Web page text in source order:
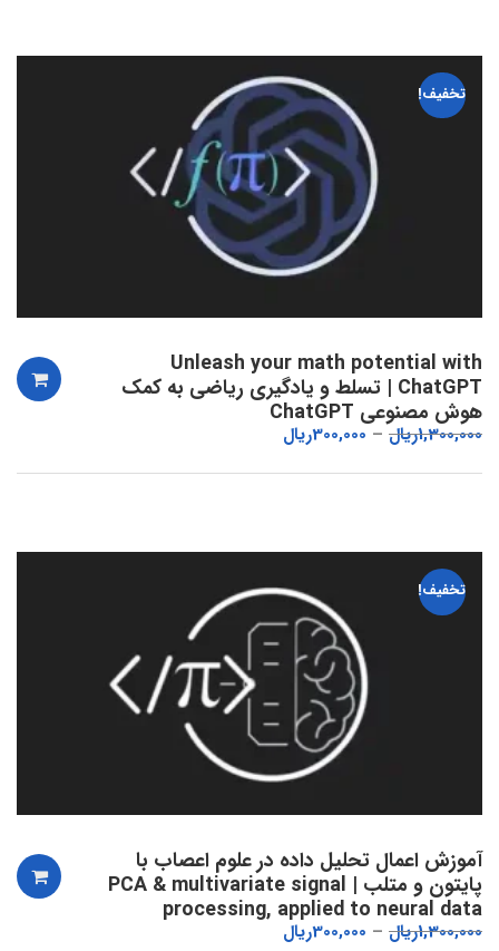
تخفیف!
Unleash your math potential with
ChatGPT | تسلط و یادگیری ریاضی به کمک
هوش مصنوعی ChatGPT
1,300,000ریال 300,000ریال
تخفیف!
آموزش اعمال تحلیل داده در علوم اعصاب با
پایتون و متلب | PCA & multivariate signal
processing, applied to neural data
1,300,000ریال 300,000ریال